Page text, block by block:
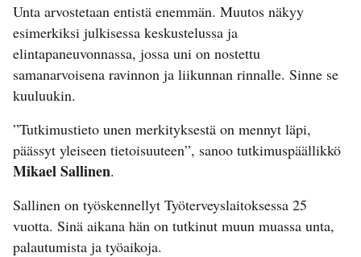
Unta arvostetaan entistä enemmän. Muutos näkyy
esimerkiksi julkisessa keskustelussa ja
elintapaneuvonnassa, jossa uni on nostettu
samanarvoisena ravinnon ja liikunnan rinnalle. Sinne se
kuuluukin.
”Tutkimustieto unen merkityksestä on mennyt läpi,
päässyt yleiseen tietoisuuteen”, sanoo tutkimuspäällikkö
Mikael Sallinen.
Sallinen on työskennellyt Työterveyslaitoksessa 25
vuotta. Sinä aikana hän on tutkinut muun muassa unta,
palautumista ja työaikoja.